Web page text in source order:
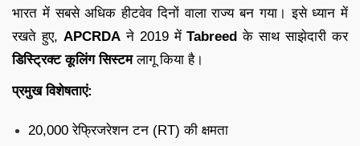
भारत में सबसे अधिक हीटवेव दिनों वाला राज्य बन गया। इसे ध्यान में
रखते हुए, APCRDAने 2019 मेंTabreed के साथ साझेदारी कर
डिस्ट्रिक्ट कूलिंग सिस्टमलागू किया है।
प्रमुख विशेषताएं:
20,000 रेफ्रिजरेशन टन (RT) की क्षमता